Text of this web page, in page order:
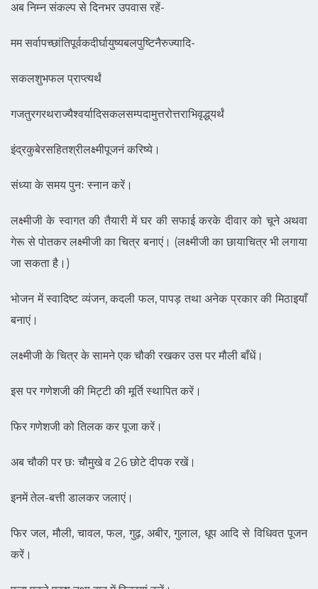
अब निम्न संकल्प से दिनभर उपवास रहें-
मम सर्वापच्छांतिपूर्वकदीर्घायुष्यबलपुष्टिनैरुज्यादि-
सकलशुभफल प्राप्त्यर्थं
गजतुरगरथराज्यैश्वर्यादिसकलसम्पदामुत्तरोत्तराभिवृद्ध्‌यर्थं
इंद्रकुबेरसहितश्रीलक्ष्मीपूजनंकरिष्ये।
संध्या के समय पुनः स्नान करें।
लक्ष्मीजी के स्वागत की तैयारी में घर की सफाई करके दीवार को चूने अथवा
गेरू से पोतकर लक्ष्मीजी का चित्र बनाएं। (लक्ष्मीजी का छायाचित्र भी लगाया
जा सकता है।)
भोजन में स्वादिष्ट व्यंजन, कदली फल, पापड़ तथा अनेक प्रकार की मिठाइयाँ
बनाएं।
लक्ष्मीजी के चित्र के सामने एक चौकी रखकर उस पर मौली बाँधें।
इस पर गणेशजी की मिट्टी की मूर्ति स्थापित करें।
फिर गणेशजी को तिलक कर पूजा करें।
अब चौकी पर छः चौमुखे व 26 छोटे दीपक रखें।
इनमें तेल-बत्ती डालकर जलाएं।
फिर जल, मौली, चावल, फल, गुढ़, अबीर, गुलाल, धूप आदि से विधिवत पूजन
करें।